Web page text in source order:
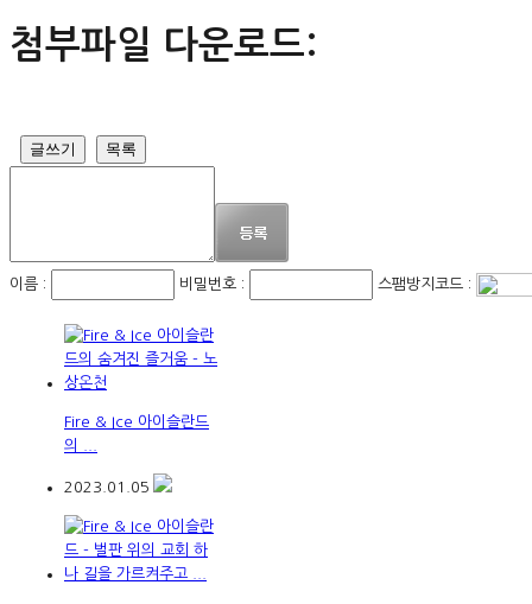
첨부파일 다운로드:
글쓰기 목록
이름 : 비밀번호 : 스팸방지코드 :
Fire & Ice 아이슬란드
의 ...
2023.01.05